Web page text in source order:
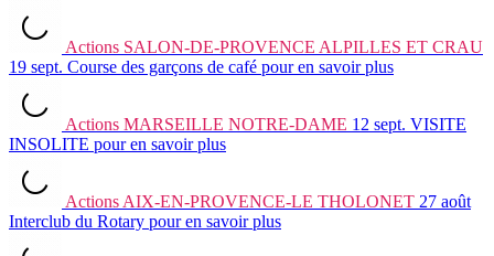
Actions SALON-DE-PROVENCE ALPILLES ET CRAU
19 sept. Course des garçons de café pour en savoir plus
Actions MARSEILLE NOTRE-DAME 12 sept. VISITE
INSOLITE pour en savoir plus
Actions AIX-EN-PROVENCE-LE THOLONET 27 août
Interclub du Rotary pour en savoir plus